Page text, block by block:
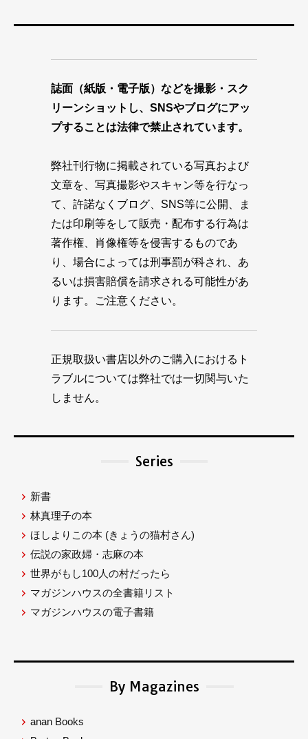
誌面（紙版・電子版）などを撮影・スク
リーンショットし、SNSやブログにアッ
プすることは法律で禁止されています。
弊社刊行物に掲載されている写真および
文章を、写真撮影やスキャン等を行なっ
て、許諾なくブログ、SNS等に公開、ま
たは印刷等をして販売・配布する行為は
著作権、肖像権等を侵害するものであ
り、場合によっては刑事罰が科され、あ
るいは損害賠償を請求される可能性があ
ります。ご注意ください。
正規取扱い書店以外のご購入におけるト
ラブルについては弊社では一切関与いた
しません。
Series
新書
林真理子の本
ほしよりこの本 (きょうの猫村さん)
伝説の家政婦・志麻の本
世界がもし100人の村だったら
マガジンハウスの全書籍リスト
マガジンハウスの電子書籍
By Magazines
anan Books